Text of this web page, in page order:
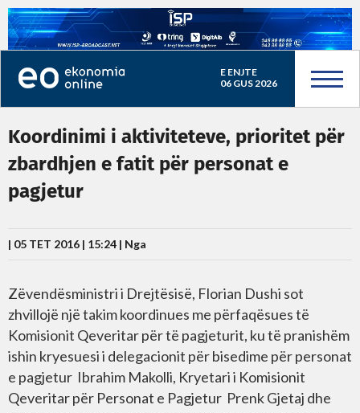
E ENJTE
06 GUS 2026
Koordinimi i aktiviteteve, prioritet për
zbardhjen e fatit për personat e
pagjetur
| 05 TET 2016 | 15:24 | Nga
Zëvendësministri i Drejtësisë, Florian Dushi sot
zhvillojë një takim koordinues me përfaqësues të
Komisionit Qeveritar për të pagjeturit, ku të pranishëm
ishin kryesuesi i delegacionit për bisedime për personat
e pagjetur Ibrahim Makolli, Kryetari i Komisionit
Qeveritar për Personat e Pagjetur Prenk Gjetaj dhe